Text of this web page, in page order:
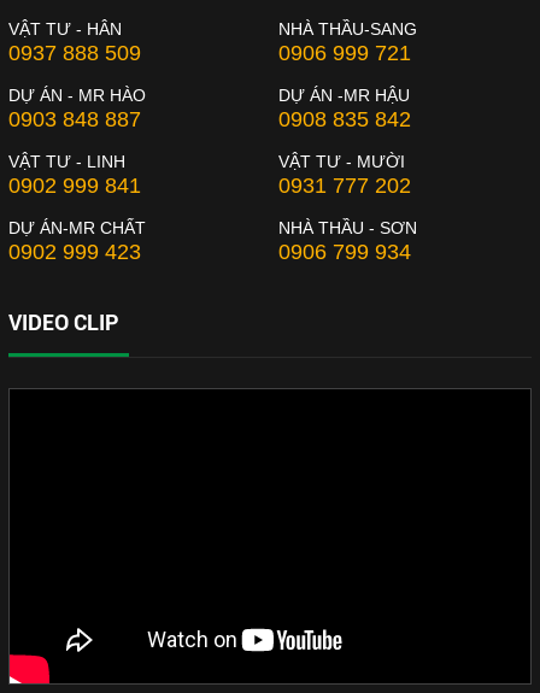
VẬT TƯ - HÂN
0937 888 509
NHÀ THẦU-SANG
0906 999 721
DỰ ÁN - MR HÀO
0903 848 887
DỰ ÁN -MR HẬU
0908 835 842
VẬT TƯ - LINH
0902 999 841
VẬT TƯ - MƯỜI
0931 777 202
DỰ ÁN-MR CHẤT
0902 999 423
NHÀ THẦU - SƠN
0906 799 934
VIDEO CLIP